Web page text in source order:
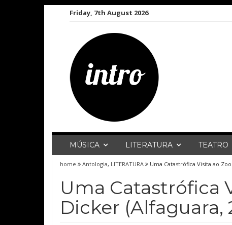
Friday, 7th August 2026
MÚSICA LITERATURA TEATRO
home Antologia, LITERATURA Uma Catastrófica Visita ao
Uma Catastrófica
Dicker (Alfaguara,